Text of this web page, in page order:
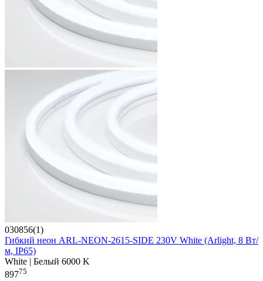
030856(1)
Гибкий неон ARL-NEON-2615-SIDE 230V White (Arlight, 8 Вт/
м, IP65)
White | Белый 6000 K
89775